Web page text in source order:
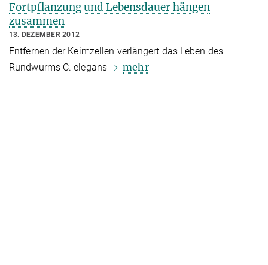
Fortpflanzung und Lebensdauer hängen
zusammen
13. DEZEMBER 2012
Entfernen der Keimzellen verlängert das Leben des
Rundwurms C. elegans
mehr